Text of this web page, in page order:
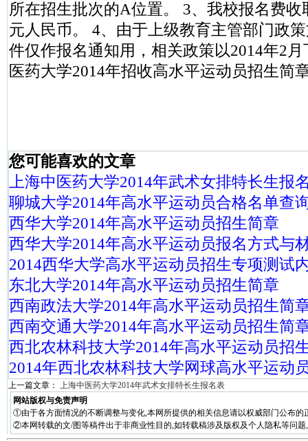
所在招生批次的A位置。 3、我校报名费收
元人民币。 4、由于上级教育主管部门政
件仅作报名通知用，相关政策以2014年2
医药大学2014年招收高水平运动员招生简
您可能喜欢的文章
上海中医药大学2014年武术女排特长生报
聊城大学2014年高水平运动员合格名单查
西华大学2014年高水平运动员招生简章
西华大学2014年高水平运动员报名方式与
2014西华大学高水平运动员招生专项测试
东北大学2014年高水平运动员招生简章
西南政法大学2014年高水平运动员招生简
西南交通大学2014年高水平运动员招生简
西北农林科技大学2014年高水平运动员招
2014年西北农林科技大学网球高水平运动
上一篇文章： 上海中医药大学2014年武术女排特长生报名表
网站版权与免责声明
①由于各方面情况的不断调整与变化,本网所提供的相关信息请以权威部门公布的
②本网转载的文/图等稿件出于非商业性目的,如转载稿涉及版权及个人隐私等问题